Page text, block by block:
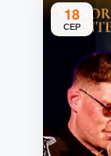
18
СЕР